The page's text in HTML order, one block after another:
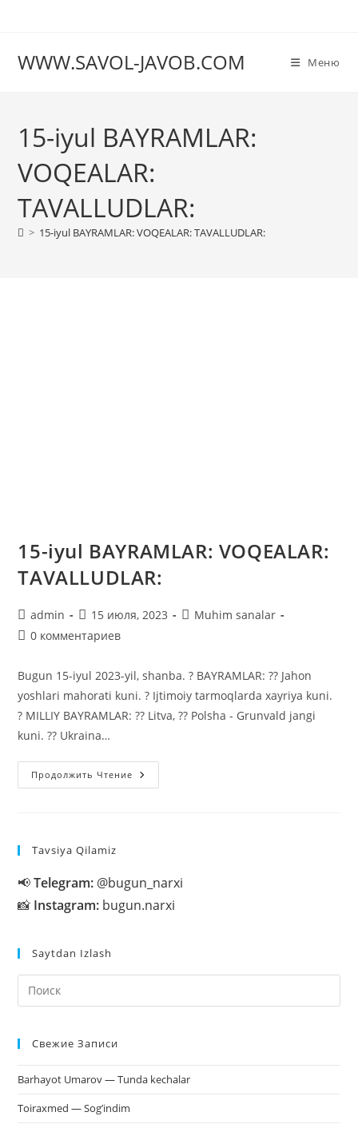
WWW.SAVOL-JAVOB.COM Меню
15-iyul BAYRAMLAR:
VOQEALAR:
TAVALLUDLAR:
> 15-iyul BAYRAMLAR: VOQEALAR: TAVALLUDLAR:
15-iyul BAYRAMLAR: VOQEALAR:
TAVALLUDLAR:
Автор
записи:
admin
Запись
опубликована:
15 июля, 2023
Рубрика
Muhim sanalar
Комментарии
0 комментариев
Bugun 15-iyul 2023-yil, shanba. ? BAYRAMLAR: ?? Jahon
yoshlari mahorati kuni. ? Ijtimoiy tarmoqlarda xayriya kuni.
? MILLIY BAYRAMLAR: ?? Litva, ?? Polsha - Grunvald jangi
kuni. ?? Ukraina…
Продолжить Чтение 15-
Iyul
Tavsiya Qilamiz
📢Telegram: @bugun_narxi
📸 Instagram: bugun.narxi
Saytdan Izlash
Свежие Записи
Barhayot Umarov — Tunda kechalar
Toiraxmed — Sog’indim